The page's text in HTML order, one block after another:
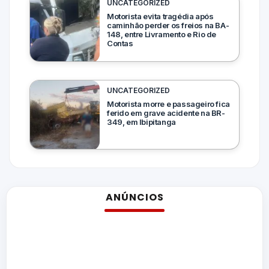
UNCATEGORIZED
Motorista evita tragédia após
caminhão perder os freios na BA-
148, entre Livramento e Rio de
Contas
UNCATEGORIZED
Motorista morre e passageiro fica
ferido em grave acidente na BR-
349, em Ibipitanga
ANÚNCIOS